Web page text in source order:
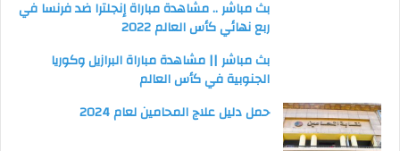
بث مباشر .. مشاهدة مباراة إنجلترا ضد فرنسا في
ربع نهائي كأس العالم 2022
بث مباشر || مشاهدة مباراة البرازيل وكوريا
الجنوبية في كأس العالم
حمل دليل علاج المحامين لعام 2024